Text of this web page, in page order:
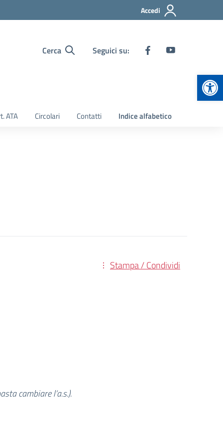
Accedi
Cerca Seguici su:
ATA Circolari Contatti Indice alfabetico
Stampa / Condividi
cambiare l’a.s.).